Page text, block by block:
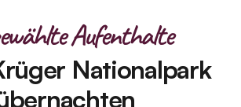
Aufenthalte
Nationalpark